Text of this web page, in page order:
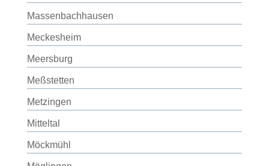
Massenbachhausen
Meckesheim
Meersburg
Meßstetten
Metzingen
Mitteltal
Möckmühl